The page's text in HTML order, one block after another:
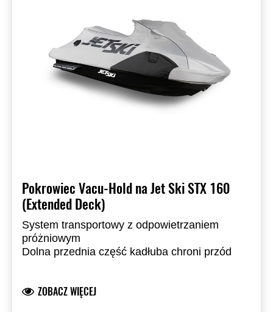
Pokrowiec Vacu-Hold na Jet Ski STX 160
(Extended Deck)
System transportowy z odpowietrzaniem
próżniowym
Dolna przednia część kadłuba chroni przód
LastZOBACZ WIĘCEJ